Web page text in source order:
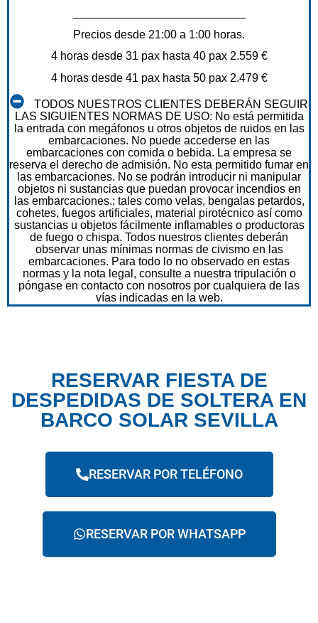
Precios desde 21:00 a 1:00 horas.
4 horas desde 31 pax hasta 40 pax 2.559 €
4 horas desde 41 pax hasta 50 pax 2.479 €
TODOS NUESTROS CLIENTES DEBERÁN SEGUIR
LAS SIGUIENTES NORMAS DE USO: No está permitida
la entrada con megáfonos u otros objetos de ruidos en las
embarcaciones. No puede accederse en las
embarcaciones con comida o bebida. La empresa se
reserva el derecho de admisión. No esta permitido fumar en
las embarcaciones. No se podrán introducir ni manipular
objetos ni sustancias que puedan provocar incendios en
las embarcaciones.; tales como velas, bengalas petardos,
cohetes, fuegos artificiales, material pirotécnico así como
sustancias u objetos fácilmente inflamables o productoras
de fuego o chispa. Todos nuestros clientes deberán
observar unas mínimas normas de civismo en las
embarcaciones. Para todo lo no observado en estas
normas y la nota legal, consulte a nuestra tripulación o
póngase en contacto con nosotros por cualquiera de las
vías indicadas en la web.
RESERVAR FIESTA DE
DESPEDIDAS DE SOLTERA EN
BARCO SOLAR SEVILLA
RESERVAR POR TELÉFONO
RESERVAR POR WHATSAPP